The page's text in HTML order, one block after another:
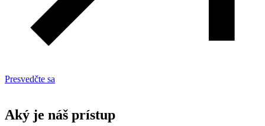
Presvedčte sa
Aký je náš prístup